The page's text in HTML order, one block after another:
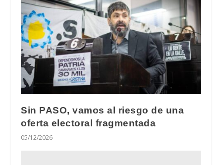
Sin PASO, vamos al riesgo de una
oferta electoral fragmentada
05/12/2026